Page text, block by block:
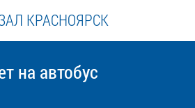
КРАСНОЯРСК
на автобус